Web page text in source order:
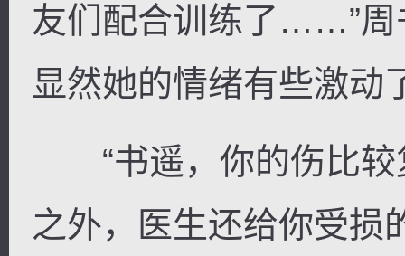
友们配合训练了……”周
显然她的情绪有些激动
“书遥，你的伤比较
之外，医生还给你受损